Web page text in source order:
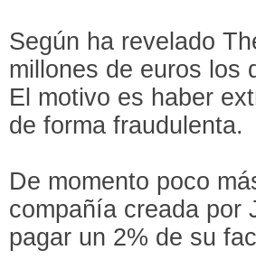
Según ha revelado
millones de euros los
El motivo es haber
de forma fraudulenta.
De momento poco
compañía creada por
pagar un 2% de su